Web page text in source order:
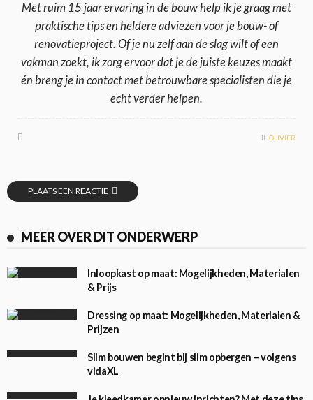
Met ruim 15 jaar ervaring in de bouw help ik je graag met
praktische tips en heldere adviezen voor je bouw- of
renovatieproject. Of je nu zelf aan de slag wilt of een
vakman zoekt, ik zorg ervoor dat je de juiste keuzes maakt
én breng je in contact met betrouwbare specialisten die je
echt verder helpen.
OLIVIER
PLAATS EEN REACTIE
MEER OVER DIT ONDERWERP
Inloopkast op maat: Mogelijkheden, Materialen
& Prijs
Dressing op maat: Mogelijkheden, Materialen &
Prijzen
Slim bouwen begint bij slim opbergen – volgens
vidaXL